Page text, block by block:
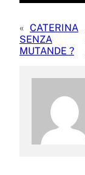
« CATERINA
SENZA
MUTANDE ?